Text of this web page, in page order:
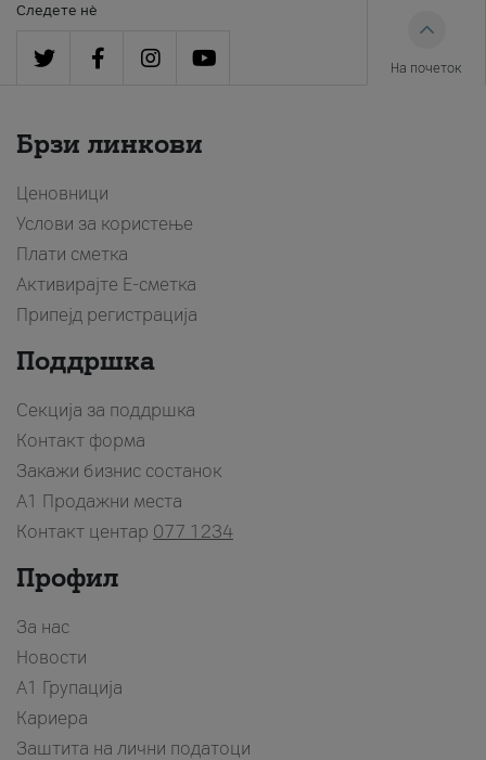
Следете нè
На почеток
Брзи линкови
Ценовници
Услови за користење
Плати сметка
Активирајте Е-сметка
Припејд регистрација
Поддршка
Секција за поддршка
Контакт форма
Закажи бизнис состанок
A1 Продажни места
Контакт центар 077 1234
Профил
За нас
Новости
А1 Групација
Кариера
Заштита на лични податоци